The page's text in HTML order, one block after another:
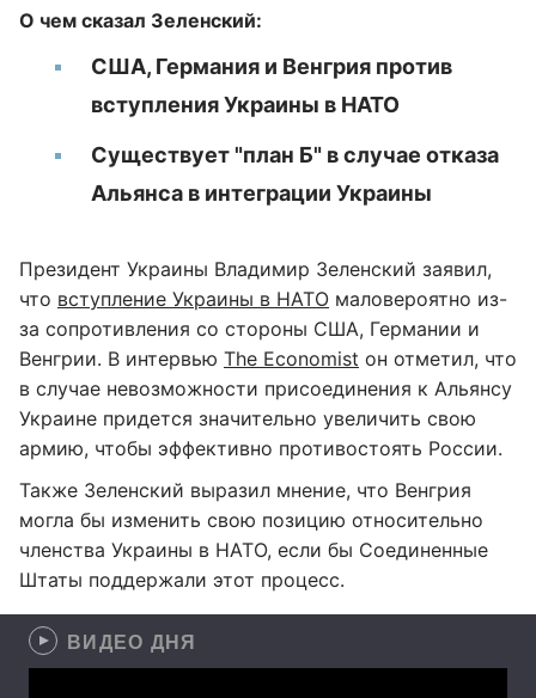
О чем сказал Зеленский:
США, Германия и Венгрия против
вступления Украины в НАТО
Существует "план Б" в случае отказа
Альянса в интеграции Украины
Президент Украины Владимир Зеленский заявил,
что вступление Украины в НАТО маловероятно из-
за сопротивления со стороны США, Германии и
Венгрии. В интервью The Economist он отметил, что
в случае невозможности присоединения к Альянсу
Украине придется значительно увеличить свою
армию, чтобы эффективно противостоять России.
Также Зеленский выразил мнение, что Венгрия
могла бы изменить свою позицию относительно
членства Украины в НАТО, если бы Соединенные
Штаты поддержали этот процесс.
ВИДЕО ДНЯ